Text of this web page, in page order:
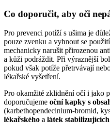
Co doporučit, aby oči
Pro prevenci potíží s ušima je
pouze zvenku a vyhnout se
mechanicky narušit přirozenou
a kůži podráždit. Při výraznější
pokud však potíže přetrvávají
lékařské vyšetření.
Pro okamžité zklidnění očí i jako
doporučujeme oční kapky s
(karbethopendecinium-bromid,
lékařského a látek